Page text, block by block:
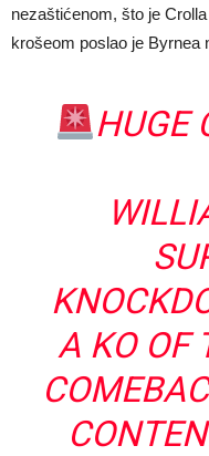
nezaštićenom, što je
krošeom poslao je Byrnea
HUGE
A KO OF